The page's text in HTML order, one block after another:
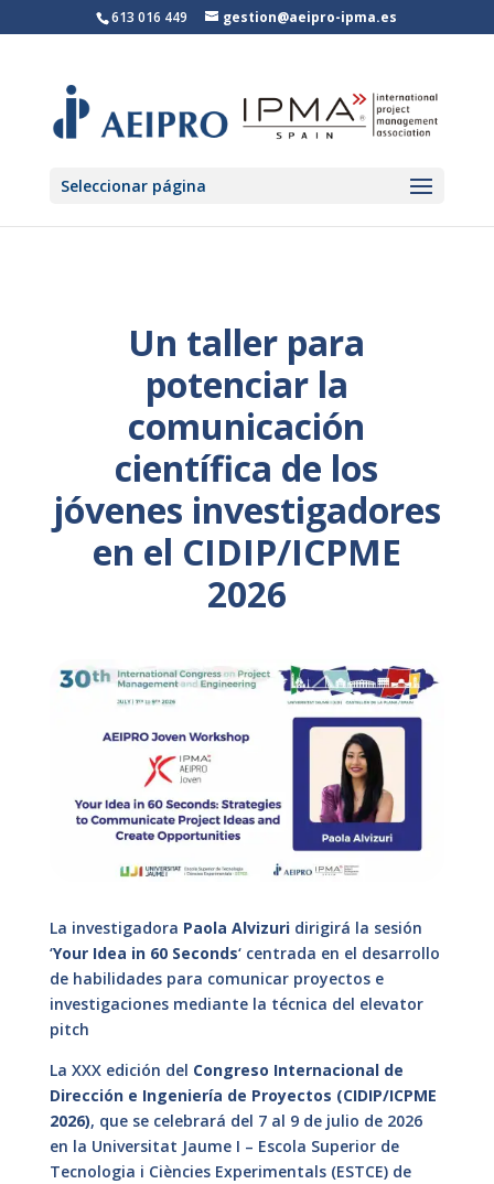
613 016 449 gestion@aeipro-ipma.es
Seleccionar página
Un taller para
potenciar la
comunicación
científica de los
jóvenes investigadores
en el CIDIP/ICPME
2026
La investigadora Paola Alvizuridirigirá la sesión
‘Your Idea in 60 Seconds‘ centrada en el desarrollo
de habilidades para comunicar proyectos e
investigaciones mediante la técnica del elevator
pitch
La XXX edición del Congreso Internacional de
Dirección e Ingeniería de Proyectos (CIDIP/ICPME
2026), que se celebrará del 7 al 9 de julio de 2026
en la Universitat Jaume I – Escola Superior de
Tecnologia i Ciències Experimentals (ESTCE) de